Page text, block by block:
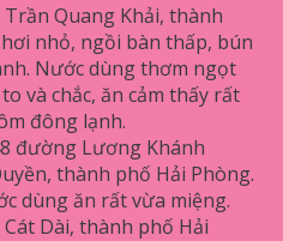
Quang Khải, thành
nhỏ, ngồi bàn thấp, bún
Nước dùng thơm ngọt
và chắc, ăn cảm thấy rất
đông lạnh.
đường Lương Khánh
thành phố Hải Phòng.
dùng ăn rất vừa miệng.
Dài, thành phố Hải